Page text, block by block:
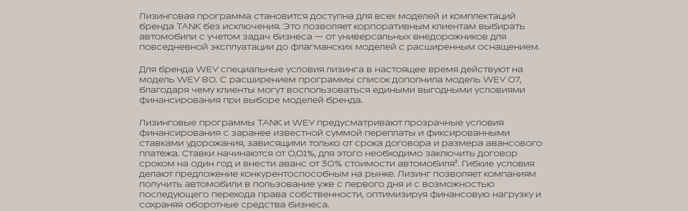
Лизинговая программа становится доступна для всех моделей и комплектаций
бренда TANK без исключения. Это позволяет корпоративным клиентам выбирать
автомобили с учетом задач бизнеса — от универсальных внедорожников для
повседневной эксплуатации до флагманских моделей с расширенным оснащением.
Для бренда WEY специальные условия лизинга в настоящее время действуют на
модель WEY 80. С расширением программы список дополнила модель WEY 07,
благодаря чему клиенты могут воспользоваться едиными выгодными условиями
финансирования при выборе моделей бренда.
Лизинговые программы TANK и WEY предусматривают прозрачные условия
финансирования с заранее известной суммой переплаты и фиксированными
ставками удорожания, зависящими только от срока договора и размера авансового
платежа. Ставки начинаются от 0,01%, для этого необходимо заключить договор
сроком на один год и внести аванс от 30% стоимости автомобиля². Гибкие условия
делают предложение конкурентоспособным на рынке. Лизинг позволяет компаниям
получить автомобили в пользование уже с первого дня и с возможностью
последующего перехода права собственности, оптимизируя финансовую нагрузку и
сохраняя оборотные средства бизнеса.